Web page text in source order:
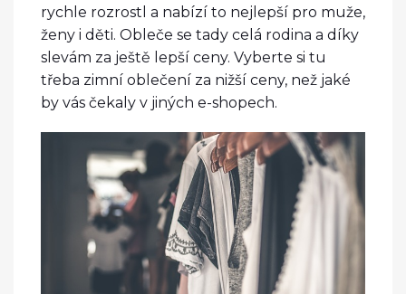
rychle rozrostl a nabízí to nejlepší pro muže,
ženy i děti. Obleče se tady celá rodina a díky
slevám za ještě lepší ceny. Vyberte si tu
třeba zimní oblečení za nižší ceny, než jaké
by vás čekaly v jiných e-shopech.